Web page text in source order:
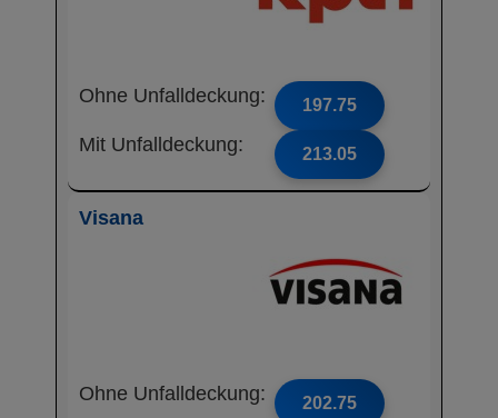
Ohne Unfalldeckung: 197.75
Mit Unfalldeckung: 213.05
Visana
Ohne Unfalldeckung: 202.75